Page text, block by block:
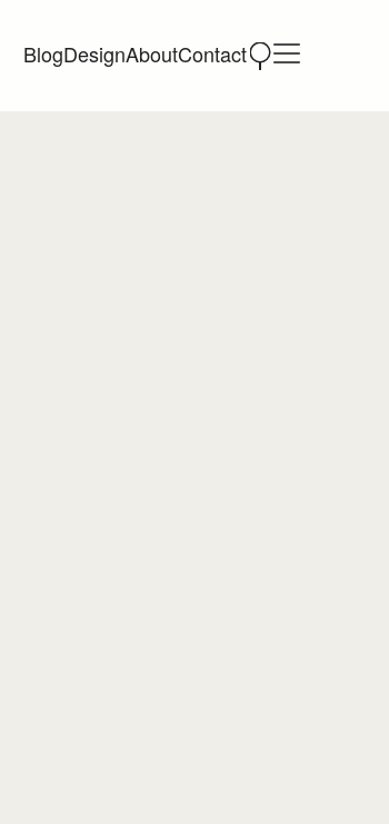
BlogDesignAboutContact